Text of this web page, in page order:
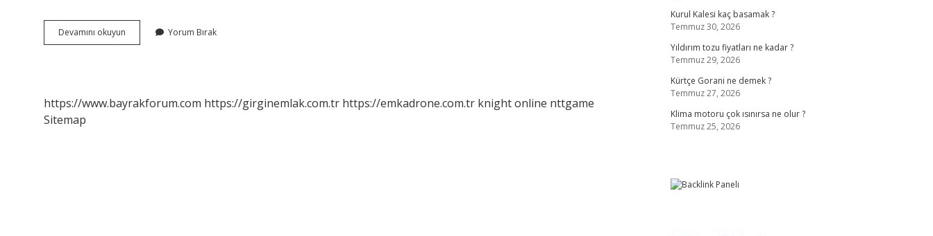
Devamını okuyun
Burcu
Yorum Bırak
https://www.bayrakforum.com https://girginemlak.com.tr https://emkadrone.com.tr knight online nttgame
Sitemap
Kurul Kalesi kaç basamak ?
Temmuz 30, 2026
Yıldırım tozu fiyatları ne kadar ?
Temmuz 29, 2026
Kürtçe Gorani ne demek ?
Temmuz 27, 2026
Klima motoru çok ısınırsa ne olur ?
Temmuz 25, 2026